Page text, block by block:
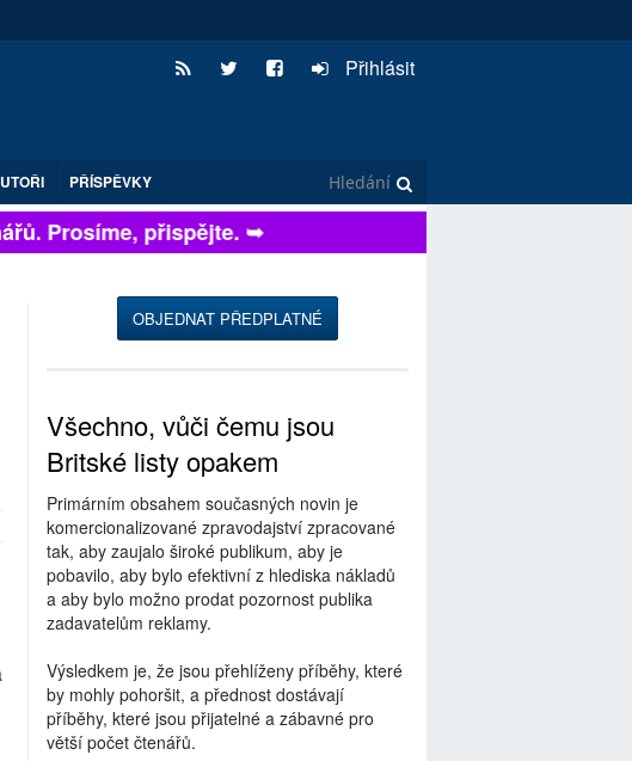
Přihlásit
PŘÍSPĚVKY
Prosíme, přispějte. ➥
OBJEDNAT PŘEDPLATNÉ
Všechno, vůči čemu jsou
Britské listy opakem
Primárním obsahem současných novin je
komercionalizované zpravodajství zpracované
tak, aby zaujalo široké publikum, aby je
pobavilo, aby bylo efektivní z hlediska nákladů
a aby bylo možno prodat pozornost publika
zadavatelům reklamy.
Výsledkem je, že jsou přehlíženy příběhy, které
by mohly pohoršit, a přednost dostávají
příběhy, které jsou přijatelné a zábavné pro
větší počet čtenářů.